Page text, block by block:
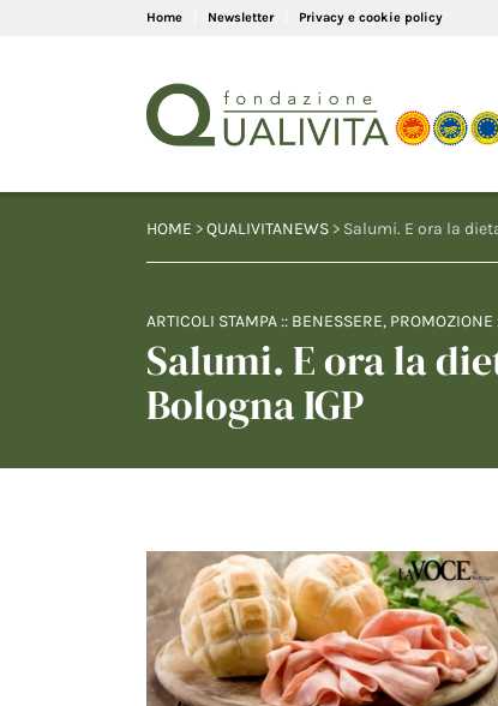
Home Newsletter Privacy e cookie policy
HOME >QUALIVITANEWS > Salumi. E ora la
ARTICOLI STAMPA :: BENESSERE, PROMOZIONE
Salumi. E ora la
Bologna IGP